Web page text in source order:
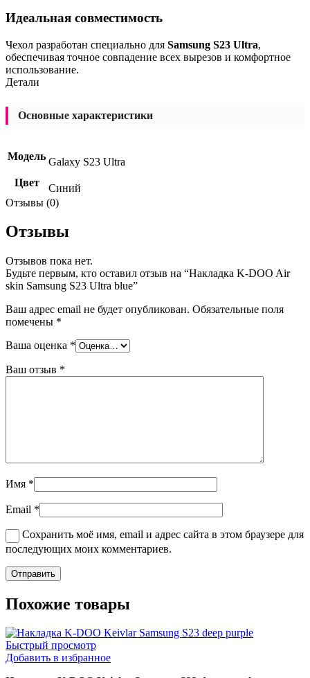
Идеальная совместимость
Чехол разработан специально для Samsung S23 Ultra,
обеспечивая точное совпадение всех вырезов и комфортное
использование.
Детали
Основные характеристики
Модель Galaxy S23 Ultra
Цвет
Синий
Отзывы (0)
Отзывы
Отзывов пока нет.
Будьте первым, кто оставил отзыв на “Накладка K-DOO Air
skin Samsung S23 Ultra blue”
Ваш адрес email не будет опубликован. Обязательные поля
помечены *
Ваша оценка *
Ваш отзыв *
Имя *
Email *
Сохранить моё имя, email и адрес сайта в этом браузере для
последующих моих комментариев.
Похожие товары
Быстрый просмотр
Добавить в избранное